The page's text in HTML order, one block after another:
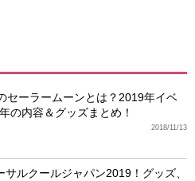
セーラームーンとは？2019年イベ
の内容＆グッズまとめ！
2018/11/13
サルクールジャパン2019！グッズ、